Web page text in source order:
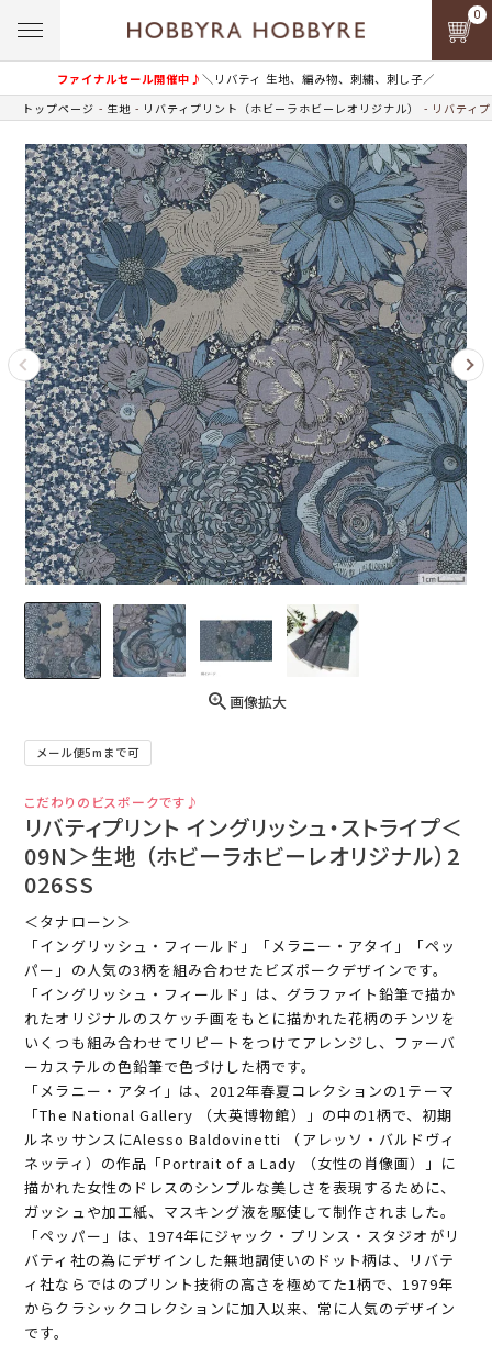
ファイナルセール開催中♪＼リバティ 生地、編み物、刺繍、刺し子／
0
トップページ 生地 リバティプリント（ホビーラホビーレオリジナル） リバティ
画像拡大
メール便5mまで可
こだわりのビスポークです♪
リバティプリント イングリッシュ・ストライプ＜
09N＞生地 （ホビーラホビーレオリジナル）2
026SS
＜タナローン＞
「イングリッシュ・フィールド」「メラニー・アタイ」「ペッ
パー」の人気の3柄を組み合わせたビズポークデザインです。
「イングリッシュ・フィールド」は、グラファイト鉛筆で描か
れたオリジナルのスケッチ画をもとに描かれた花柄のチンツを
いくつも組み合わせてリピートをつけてアレンジし、ファーバ
ーカステルの色鉛筆で色づけした柄です。
「メラニー・アタイ」は、2012年春夏コレクションの1テーマ
「The National Gallery （大英博物館）」の中の1柄で、初期
ルネッサンスにAlesso Baldovinetti （アレッソ・バルドヴィ
ネッティ）の作品「Portrait of a Lady （女性の肖像画）」に
描かれた女性のドレスのシンプルな美しさを表現するために、
ガッシュや加工紙、マスキング液を駆使して制作されました。
「ペッパー」は、1974年にジャック・プリンス・スタジオがリ
バティ社の為にデザインした無地調使いのドット柄は、リバテ
ィ社ならではのプリント技術の高さを極めてた1柄で、1979年
からクラシックコレクションに加入以来、常に人気のデザイン
です。